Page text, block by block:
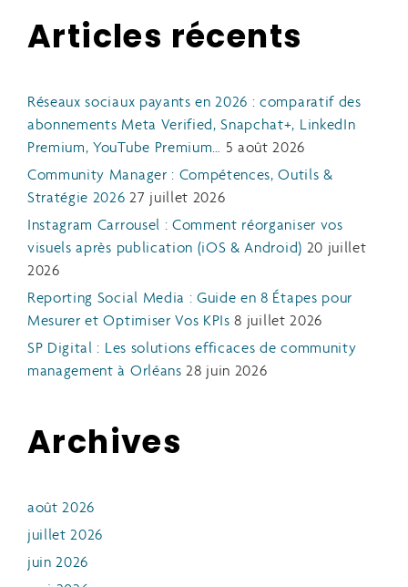
Articles récents
Réseaux sociaux payants en 2026 : comparatif des
abonnements Meta Verified, Snapchat+, LinkedIn
Premium, YouTube Premium… 5 août 2026
Community Manager : Compétences, Outils &
Stratégie 2026 27 juillet 2026
Instagram Carrousel : Comment réorganiser vos
visuels après publication (iOS & Android) 20 juillet
2026
Reporting Social Media : Guide en 8 Étapes pour
Mesurer et Optimiser Vos KPIs 8 juillet 2026
SP Digital : Les solutions efficaces de community
management à Orléans 28 juin 2026
Archives
août 2026
juillet 2026
juin 2026